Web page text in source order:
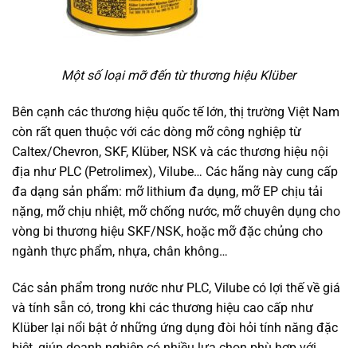
Một số loại mỡ đến từ thương hiệu Klüber
Bên cạnh các thương hiệu quốc tế lớn, thị trường Việt Nam
còn rất quen thuộc với các dòng mỡ công nghiệp từ
Caltex/Chevron, SKF, Klüber, NSK và các thương hiệu nội
địa như PLC (Petrolimex), Vilube… Các hãng này cung cấp
đa dạng sản phẩm: mỡ lithium đa dụng, mỡ EP chịu tải
nặng, mỡ chịu nhiệt, mỡ chống nước, mỡ chuyên dụng cho
vòng bi thương hiệu SKF/NSK, hoặc mỡ đặc chủng cho
ngành thực phẩm, nhựa, chân không…
Các sản phẩm trong nước như PLC, Vilube có lợi thế về giá
và tính sẵn có, trong khi các thương hiệu cao cấp như
Klüber lại nổi bật ở những ứng dụng đòi hỏi tính năng đặc